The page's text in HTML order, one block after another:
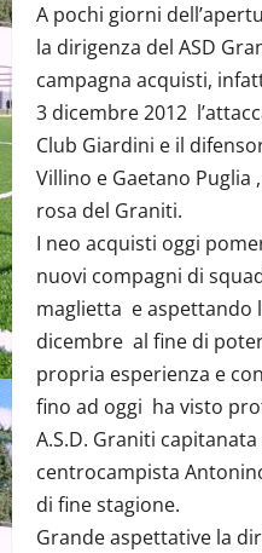
A pochi giorni
la dirigenza del ASD
campagna acquisti,
3 dicembre 2012
Club Giardini e il
Villino e Gaetano
rosa del Graniti.
I neo acquisti oggi
nuovi compagni di
maglietta e aspettando
dicembre al fine di
propria esperienza e
fino ad oggi ha visto
A.S.D. Graniti capitanata
centrocampista
di fine stagione.
Grande aspettative la